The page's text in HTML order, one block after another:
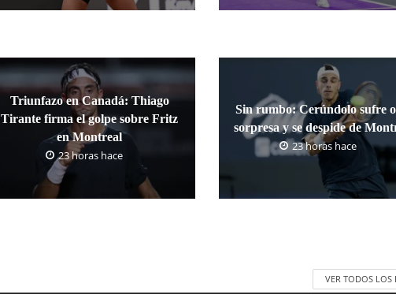
Triunfazo en Canadá: Thiago
Tirante firma el golpe sobre Fritz
en Montreal
23 horas hace
Sin rumbo: Cerúndolo sufre
sorpresa y se despide de
23 horas hace
VER TODOS LOS